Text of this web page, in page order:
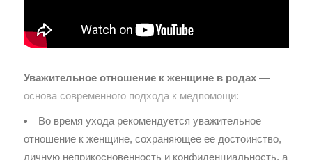
Уважительное отношение к женщине в родах—
основа современного подхода к медпомощи:
Во время ухода рекомендуется уважительное
отношение к женщине, сохраняющее ее достоинство,
личную неприкосновенность и конфиденциальность, а